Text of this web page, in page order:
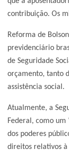
contribuição. Os
Reforma de
previdenciário
de Seguridade
orçamento, tanto
assistência social.
Atualmente, a
Federal, como
dos poderes
direitos relativos à